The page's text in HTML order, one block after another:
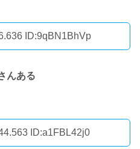
ID:9qBN1BhVp
んある
ID:a1FBL42j0